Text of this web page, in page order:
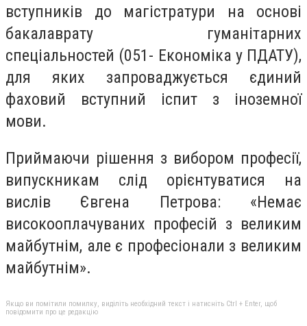
вступників до магістратури на основі
бакалаврату гуманітарних
спеціальностей (051- Економіка у ПДАТУ),
для яких запроваджується єдиний
фаховий вступний іспит з іноземної
мови.
Приймаючи рішення з вибором професії,
випускникам слід орієнтуватися на
вислів Євгена Петрова: «Немає
високооплачуваних професій з великим
майбутнім, але є професіонали з великим
майбутнім».
Якщо ви помітили помилку, виділіть необхідний текст і натисніть Ctrl + Enter, щоб
повідомити про це редакцію